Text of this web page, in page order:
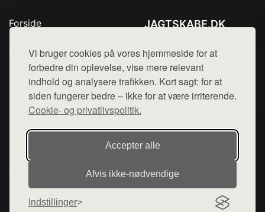
Vi bruger cookies på vores hjemmeside for at
forbedre din oplevelse, vise mere relevant
indhold og analysere trafikken. Kort sagt: for at
siden fungerer bedre – ikke for at være irriterende.
Cookie- og privatlivspolitik.
Accepter alle
Afvis ikke‑nødvendige
Indstillinger
Forside
Top Rabatter
Blog
Kontakt
JAGTSKABE.DK
Mail: hej@want.dk
Cookie- og privatlivspolitik
Denne side er en del af want.dk, der udgiver en række
hjemmesider med præsentation af forskellige produkter fra
diverse webshops. Der sælges ikke varer fra denne side - vi
varerne på lager.